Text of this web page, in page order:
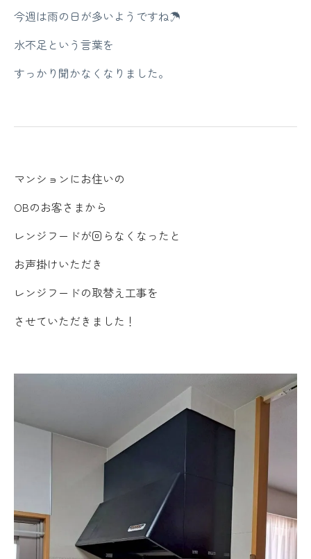
今週は雨の日が多いようですね☂
水不足という言葉を
すっかり聞かなくなりました。
マンションにお住いの
OBのお客さまから
レンジフードが回らなくなったと
お声掛けいただき
レンジフードの取替え工事を
させていただきました！